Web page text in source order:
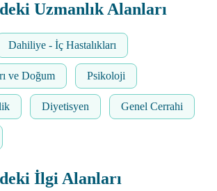
Uzmanlık Alanları
Dahiliye - İç Hastalıkları
ve Doğum Psikoloji
Diyetisyen Genel Cerrahi
İlgi Alanları